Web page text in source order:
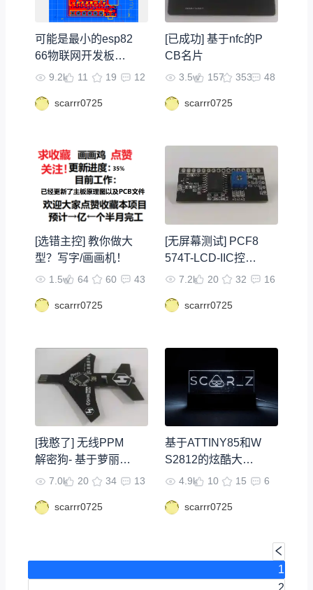
可能是最小的esp82
66物联网开发板（8
x gpio）
9.2k 11 19 12
scarrr0725
[已成功] 基于nfc的P
CB名片
3.5w 157 353 48
scarrr0725
[选错主控] 教你做大
型？写字/画画机！
1.5w 64 60 43
scarrr0725
[无屏幕测试] PCF8
574T-LCD-IIC控制
模块-带小教程
7.2k 20 32 16
scarrr0725
[我憨了] 无线PPM
解密狗- 基于萝丽三
和ATmega32u4
7.0k 20 34 13
scarrr0725
基于ATTINY85和W
S2812的炫酷大灯
片 4.9k 10 15 6
scarrr0725
1